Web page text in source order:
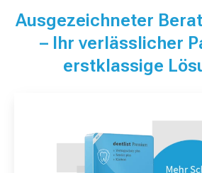
Ausgezeichneter
– Ihr verlässlicher
erstklassige